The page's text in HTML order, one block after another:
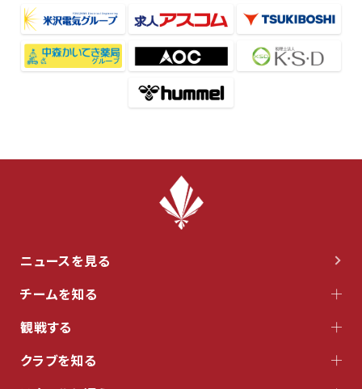
ニュースを見る
チームを知る
観戦する
クラブを知る